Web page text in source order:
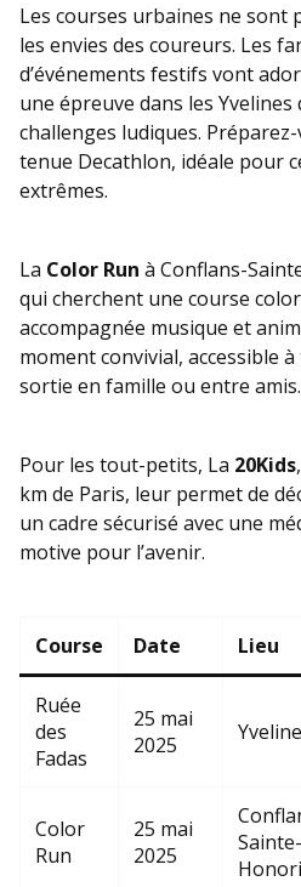
Les courses urbaines ne sont
les envies des coureurs. Les
d’événements festifs vont
une épreuve dans les
challenges ludiques.
tenue Decathlon, idéale pour
extrêmes.
La Color Run à Conflans-
qui cherchent une course
accompagnée musique et
moment convivial, accessible
sortie en famille ou entre amis.
Pour les tout-petits, La 20Kids
km de Paris, leur permet de
un cadre sécurisé avec une
motive pour l’avenir.
Course Date Lieu
Ruée
des
Fadas
25 mai
2025
Color
Run
25 mai
2025
Sainte-